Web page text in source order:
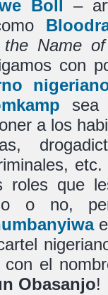
Boll –
Name
con
sea
a los
roles que
o no,
el
Obasanjo!